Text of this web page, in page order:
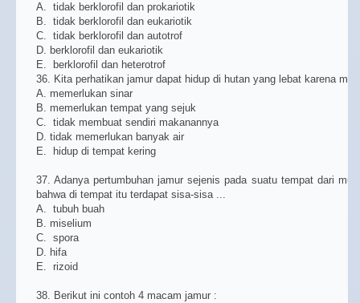
A. tidak berklorofil dan prokariotik
B. tidak berklorofil dan eukariotik
C. tidak berklorofil dan autotrof
D. berklorofil dan eukariotik
E. berklorofil dan heterotrof
36. Kita perhatikan jamur dapat hidup di hutan yang lebat karena
A. memerlukan sinar
B. memerlukan tempat yang sejuk
C. tidak membuat sendiri makanannya
D. tidak memerlukan banyak air
E. hidup di tempat kering
37. Adanya pertumbuhan jamur sejenis pada suatu tempat dari
bahwa di tempat itu terdapat sisa-sisa ...
A. tubuh buah
B. miselium
C. spora
D. hifa
E. rizoid
38. Berikut ini contoh 4 macam jamur :